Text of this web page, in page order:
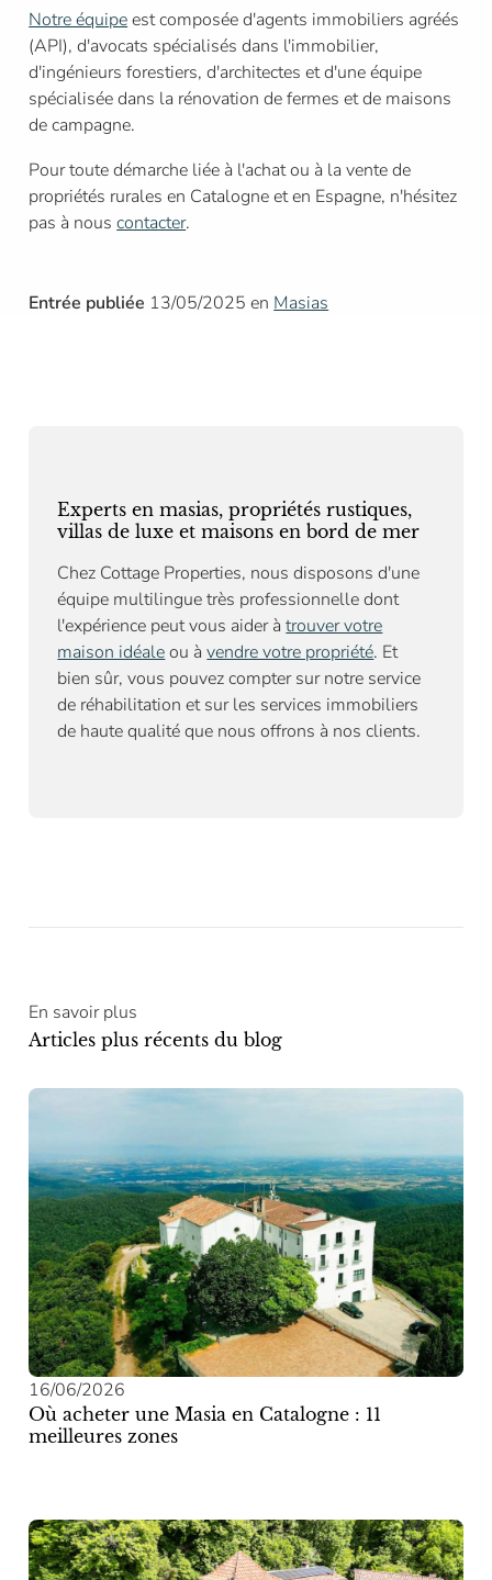
Notre équipeest composée d'agents immobiliers agréés
(API), d'avocats spécialisés dans l'immobilier,
d'ingénieurs forestiers, d'architectes et d'une équipe
spécialisée dans la rénovation de fermes et de maisons
de campagne.
Pour toute démarche liée à l'achat ou à la vente de
propriétés rurales en Catalogne et en Espagne, n'hésitez
pas à nouscontacter.
Entrée publiée 13/05/2025 enMasias
Experts en masias, propriétés rustiques,
villas de luxe et maisons en bord de mer
Chez Cottage Properties, nous disposons d'une
équipe multilingue très professionnelle dont
l'expérience peut vous aider àtrouver votre
maison idéaleou àvendre votre propriété. Et
bien sûr, vous pouvez compter sur notre service
de réhabilitation et sur les services immobiliers
de haute qualité que nous offrons à nos clients.
En savoir plus
Articles plus récents du blog
16/06/2026
Où acheter une Masia en Catalogne : 11
meilleures zones